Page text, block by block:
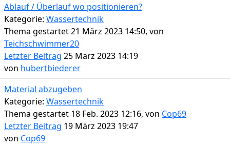
Ablauf / Überlauf wo positionieren?
Kategorie: Wassertechnik
Thema gestartet 21 März 2023 14:50, von
Teichschwimmer20
Letzter Beitrag 25 März 2023 14:19
von hubertbiederer
Material abzugeben
Kategorie: Wassertechnik
Thema gestartet 18 Feb. 2023 12:16, von Cop69
Letzter Beitrag 19 März 2023 19:47
von Cop69